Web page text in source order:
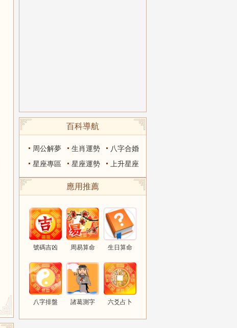
百科導航
周公解夢 生肖運勢
八字合婚
星座專區
星座運勢 上升星座
應用推薦
號碼吉凶 周易算命 生日算命
八字排盤 諸葛測字 六爻占卜